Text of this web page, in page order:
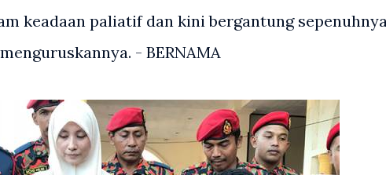
keadaan paliatif dan kini bergantung
- BERNAMA